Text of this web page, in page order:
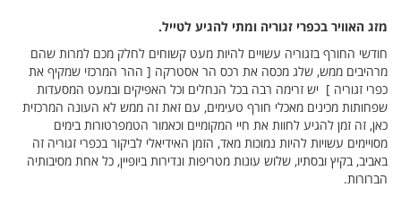
מזג האוויר בכפרי זגוריה ומתי להגיע לטייל.
חודשי החורף בזגוריה עשויים להיות מעט קשוחים לחלק מכם למרות שהם
מרהיבים ממש, שלג מכסה את רכס הר אסטרקה [ ההר המרכזי שמקיף את
כפרי זגוריה ] יש זרימה רבה בכל הנחלים וכל האפיקים ובמעט המסעדות
שפחותות מכינים מאכלי חורף טעימים, עם זאת זה ממש לא העונה המרכזית
כאן, זה זמן להגיע לחוות את חיי המקומיים וכאמור הטמפרטורות בימים
מסויימים עשויות להיות נמוכות מאד, הזמן האידיאלי לביקור בכפרי זגוריה זה
באביב, בקיץ ובסתיו, שלוש עונות מטריפות ונדירות ביופיין, כל אחת מסיבותיה
הברורות.